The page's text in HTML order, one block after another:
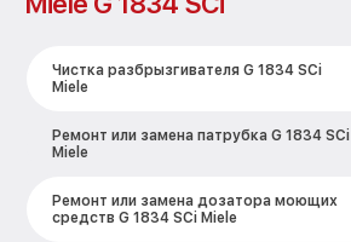
Чистка разбрызгивателя G 1834 SCi
Miele
Ремонт или замена патрубка G 1834 SCi
Miele
Ремонт или замена дозатора моющих
средств G 1834 SCi Miele